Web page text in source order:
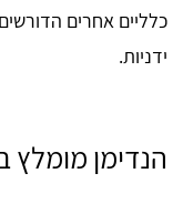
כלליים אחרים
ידניות.
הנדימן מומלץ